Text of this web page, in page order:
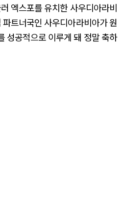
엑스포를 유치한 사우디아라비
트너국인 사우디아라비아가 원
성공적으로 이루게 돼 정말 축하